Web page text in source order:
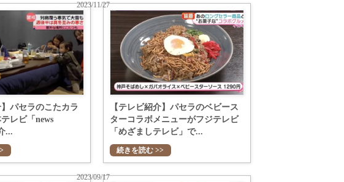
】パセラのこたカラ
レビ「news
...
【テレビ紹介】パセラのベビース
ターコラボメニューがフジテレビ
「めざましテレビ」で...
2023/11/27
続きを読む >>
2023/09/17